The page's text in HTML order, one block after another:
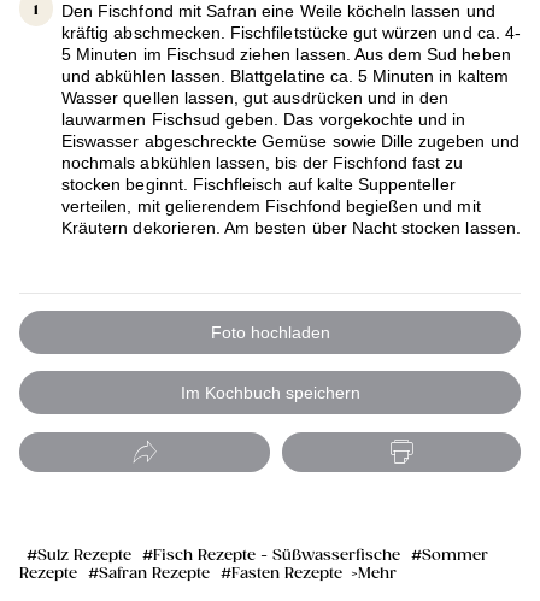
Den Fischfond mit Safran eine Weile köcheln lassen und
kräftig abschmecken. Fischfiletstücke gut würzen und ca. 4-
5 Minuten im Fischsud ziehen lassen. Aus dem Sud heben
und abkühlen lassen. Blattgelatine ca. 5 Minuten in kaltem
Wasser quellen lassen, gut ausdrücken und in den
lauwarmen Fischsud geben. Das vorgekochte und in
Eiswasser abgeschreckte Gemüse sowie Dille zugeben und
nochmals abkühlen lassen, bis der Fischfond fast zu
stocken beginnt. Fischfleisch auf kalte Suppenteller
verteilen, mit gelierendem Fischfond begießen und mit
Kräutern dekorieren. Am besten über Nacht stocken lassen.
Foto hochladen
Im Kochbuch speichern
Sulz Rezepte Fisch Rezepte - Süßwasserfische
Sommer
Rezepte
Safran Rezepte Fasten Rezepte Mehr